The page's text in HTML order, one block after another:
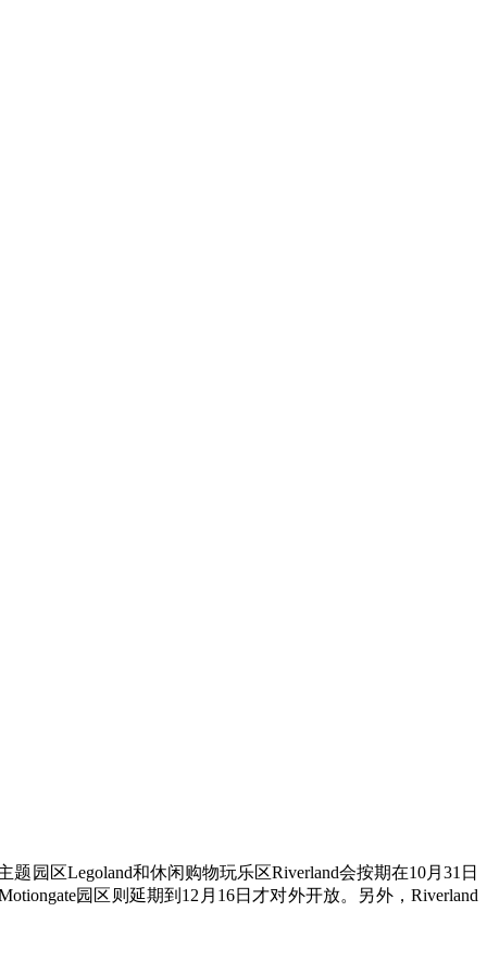
区Legoland和休闲购物玩乐区Riverland会按期在10月31日
园区则延期到12月16日才对外开放。另外，Riverland